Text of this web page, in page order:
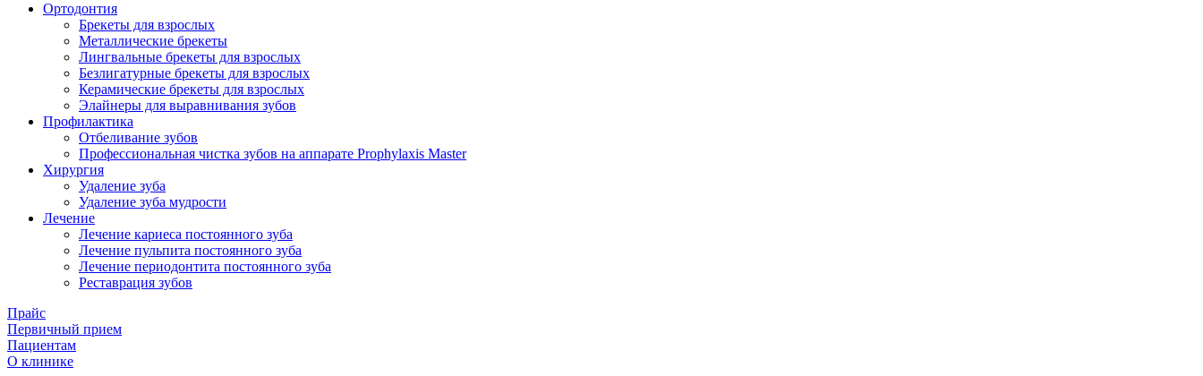
Ортодонтия
Брекеты для взрослых
Металлические брекеты
Лингвальные брекеты для взрослых
Безлигатурные брекеты для взрослых
Керамические брекеты для взрослых
Элайнеры для выравнивания зубов
Профилактика
Отбеливание зубов
Профессиональная чистка зубов на аппарате Prophylaxis Master
Хирургия
Удаление зуба
Удаление зуба мудрости
Лечение
Лечение кариеса постоянного зуба
Лечение пульпита постоянного зуба
Лечение периодонтита постоянного зуба
Реставрация зубов
Прайс
Первичный прием
Пациентам
О клинике